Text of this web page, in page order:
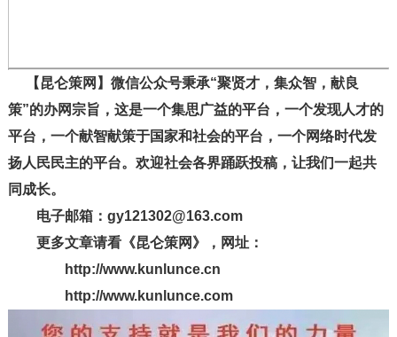
【昆仑策网】微信公众号秉承“聚贤才，集众智，献良
策”的办网宗旨，这是一个集思广益的平台，一个发现人才的
平台，一个献智献策于国家和社会的平台，一个网络时代发
扬人民民主的平台。欢迎社会各界踊跃投稿，让我们一起共
同成长。
电子邮箱：gy121302@163.com
更多文章请看《昆仑策网》，网址：
http://www.kunlunce.cn
http://www.kunlunce.com